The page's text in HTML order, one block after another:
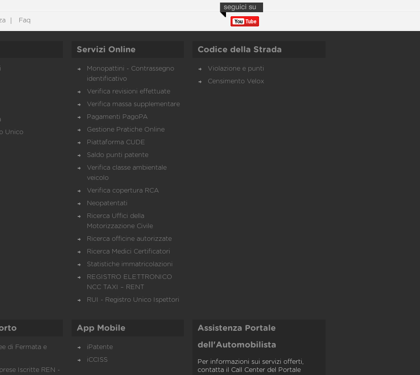
Faq
Unico
Servizi Online
Monopattini - Contrassegno
identificativo
Verifica revisioni effettuate
Verifica massa supplementare
Pagamenti PagoPA
Gestione Pratiche Online
Piattaforma CUDE
Saldo punti patente
Verifica classe ambientale
veicolo
Verifica copertura RCA
Neopatentati
Ricerca Uffici della
Motorizzazione Civile
Ricerca officine autorizzate
Ricerca Medici Certificatori
Statistiche immatricolazioni
REGISTRO ELETTRONICO
NCC TAXI – RENT
RUI - Registro Unico Ispettori
Codice della Strada
Violazione e punti
Censimento Velox
di Fermata e
Iscritte REN -
App Mobile
iPatente
iCCISS
Assistenza Portale
dell'Automobilista
Per informazioni sui servizi offerti,
contatta il Call Center del Portale